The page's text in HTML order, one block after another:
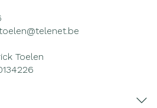
telenet.be
Toelen